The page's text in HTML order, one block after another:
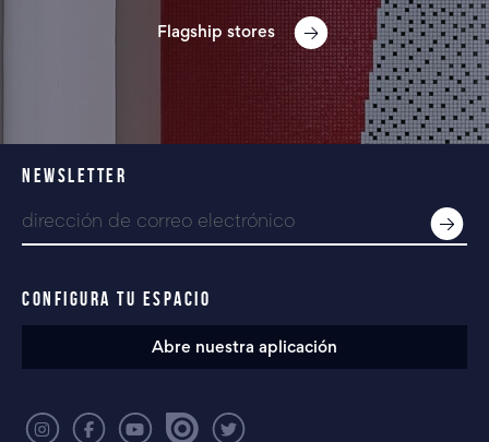
Flagship stores
NEWSLETTER
CONFIGURA TU ESPACIO
Abre nuestra aplicación